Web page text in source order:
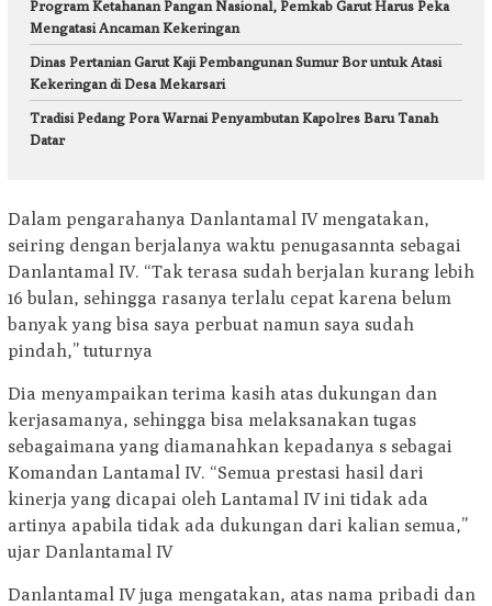
Program Ketahanan Pangan Nasional, Pemkab Garut Harus Peka
Mengatasi Ancaman Kekeringan
Dinas Pertanian Garut Kaji Pembangunan Sumur Bor untuk Atasi
Kekeringan di Desa Mekarsari
Tradisi Pedang Pora Warnai Penyambutan Kapolres Baru Tanah
Datar
Dalam pengarahanya Danlantamal IV mengatakan,
seiring dengan berjalanya waktu penugasannta sebagai
Danlantamal IV. “Tak terasa sudah berjalan kurang lebih
16 bulan, sehingga rasanya terlalu cepat karena belum
banyak yang bisa saya perbuat namun saya sudah
pindah,” tuturnya
Dia menyampaikan terima kasih atas dukungan dan
kerjasamanya, sehingga bisa melaksanakan tugas
sebagaimana yang diamanahkan kepadanya s sebagai
Komandan Lantamal IV. “Semua prestasi hasil dari
kinerja yang dicapai oleh Lantamal IV ini tidak ada
artinya apabila tidak ada dukungan dari kalian semua,”
ujar Danlantamal IV
Danlantamal IV juga mengatakan, atas nama pribadi dan